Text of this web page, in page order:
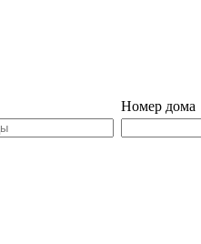
Номер дома